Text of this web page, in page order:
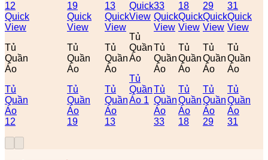
Quick
View
Tủ
Quần
Áo
Tủ
Quần
Áo
12
Quick
View
Tủ
Quần
Áo
Tủ
Quần
Áo
19
Quick
View
Tủ
Quần
Áo
Tủ
Quần
Áo
13
Quick
View
Tủ
Quần
Áo
Tủ
Quần
Áo 1
Quick
View
Tủ
Quần
Áo
Tủ
Quần
Áo
33
Quick
View
Tủ
Quần
Áo
Tủ
Quần
Áo
18
Quick
View
Tủ
Quần
Áo
Tủ
Quần
Áo
29
Quick
View
Tủ
Quần
Áo
Tủ
Quần
Áo
31